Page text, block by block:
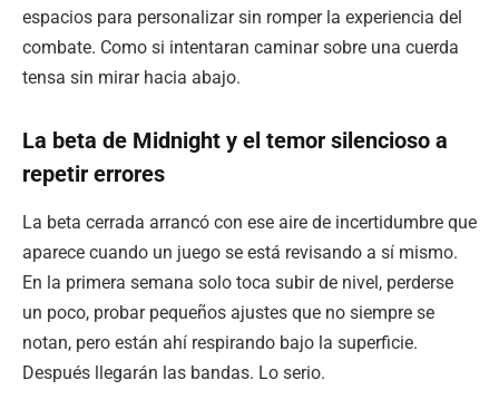
espacios para personalizar sin romper la experiencia del
combate. Como si intentaran caminar sobre una cuerda
tensa sin mirar hacia abajo.
La beta de Midnight y el temor silencioso a
repetir errores
La beta cerrada arrancó con ese aire de incertidumbre que
aparece cuando un juego se está revisando a sí mismo.
En la primera semana solo toca subir de nivel, perderse
un poco, probar pequeños ajustes que no siempre se
notan, pero están ahí respirando bajo la superficie.
Después llegarán las bandas. Lo serio.